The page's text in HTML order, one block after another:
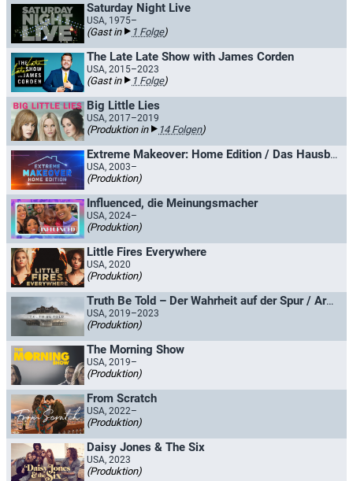
Saturday Night Live
USA, 1975–
(Gast in 1 Folge)
The Late Late Show with James Corden
USA, 2015–2023
(Gast in 1 Folge)
Big Little Lies
USA, 2017–2019
(Produktion in 14 Folgen)
Extreme Makeover: Home Edition / Das Hausbau-Kommando - Trautes Heim, Glück allein
USA, 2003–
(Produktion)
Influenced, die Meinungsmacher
USA, 2024–
(Produktion)
Little Fires Everywhere
USA, 2020
(Produktion)
Truth Be Told – Der Wahrheit auf der Spur / Are You Sleeping
USA, 2019–2023
(Produktion)
The Morning Show
USA, 2019–
(Produktion)
From Scratch
USA, 2022–
(Produktion)
Daisy Jones & The Six
USA, 2023
(Produktion)